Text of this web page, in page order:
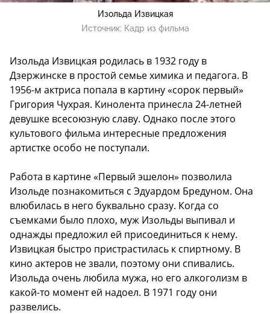
Изольда Извицкая
Источник: Кадр из фильма
Изольда Извицкая родилась в 1932 году в
Дзержинске в простой семье химика и педагога. В
1956-м актриса попала в картину «сорок первый»
Григория Чухрая. Кинолента принесла 24-летней
девушке всесоюзную славу. Однако после этого
культового фильма интересные предложения
артистке особо не поступали.
Работа в картине «Первый эшелон» позволила
Изольде познакомиться с Эдуардом Бредуном. Она
влюбилась в него буквально сразу. Когда со
съемками было плохо, муж Изольды выпивал и
однажды предложил ей присоединиться к нему.
Извицкая быстро пристрастилась к спиртному. В
кино актеров не звали, поэтому они спивались.
Изольда очень любила мужа, но его алкоголизм в
какой-то момент ей надоел. В 1971 году они
развелись.